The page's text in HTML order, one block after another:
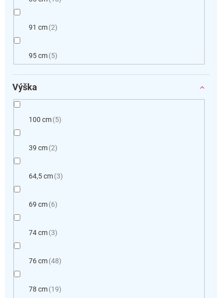
91 cm 2
95 cm 5
Výška
100 cm 5
39 cm 2
64,5 cm 3
69 cm 6
74 cm 3
76 cm 48
78 cm 19